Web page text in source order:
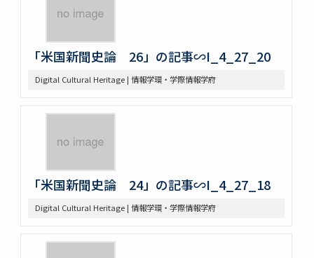
「米国新聞史論 26」の記事∽I_4_27_20
Digital Cultural Heritage | 情報学環・学際情報学府
「米国新聞史論 24」の記事∽I_4_27_18
Digital Cultural Heritage | 情報学環・学際情報学府